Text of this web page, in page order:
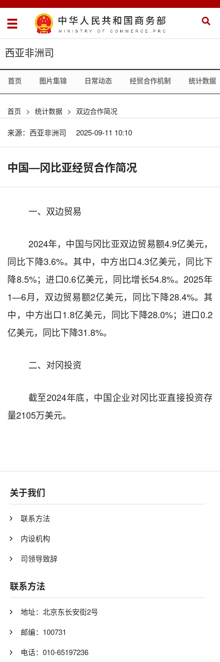
西亚非洲司
首页 图片集锦 日常动态 经贸合作机制 统计数据
首页 > 统计数据 > 双边合作简况
来源：西亚非洲司 2025-09-11 10:10
中国—冈比亚经贸合作简况
一、双边贸易
2024年，中国与冈比亚双边贸易额4.9亿美元，
同比下降3.6%。其中，中方出口4.3亿美元，同比下
降8.5%； 进口0.6亿美元，同比增长54.8%。2025年
1—6月，双边贸易额2亿美元，同比下降28.4%。 其
中，中方出口1.8亿美元，同比下降28.0%； 进口0.2
亿美元，同比下降31.8%。
二、对冈投资
截至2024年底，中国企业对冈比亚直接投资存
量2105万美元。
关于我们
联系方法
内设机构
司领导致辞
联系方法
地址：北京东长安街2号
邮编：100731
电话：010-65197236